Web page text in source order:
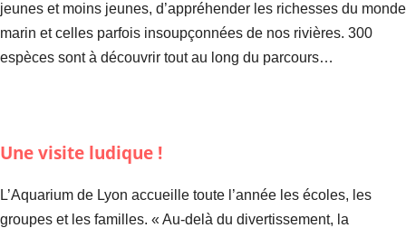
jeunes et moins jeunes, d’appréhender les richesses du monde
marin et celles parfois insoupçonnées de nos rivières. 300
espèces sont à découvrir tout au long du parcours…
Une visite ludique !
L’Aquarium de Lyon accueille toute l’année les écoles, les
groupes et les familles. « Au-delà du divertissement, la